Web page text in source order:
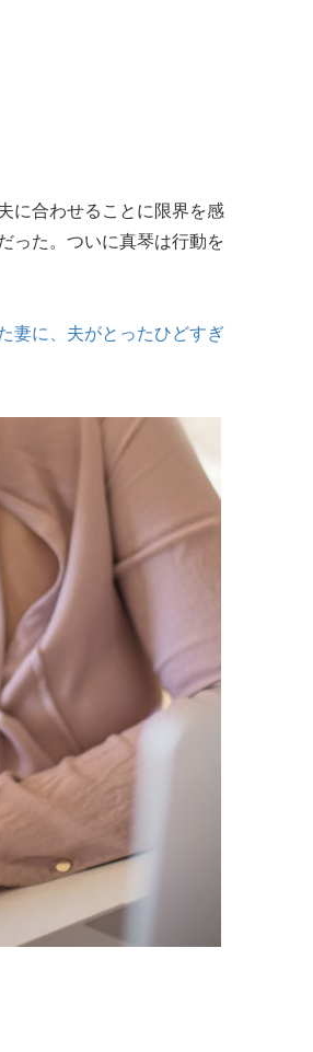
に合わせることに限界を感
った。ついに真琴は行動を
妻に、夫がとったひどすぎ